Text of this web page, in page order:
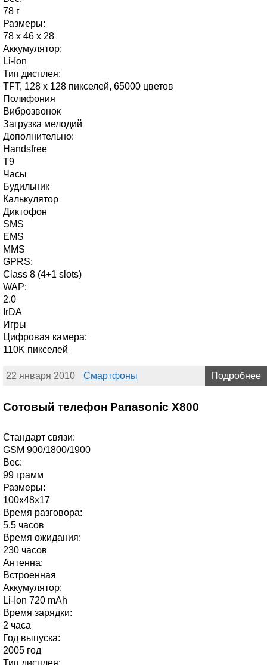
78 г
Размеры:
78 х 46 х 28
Аккумулятор:
Li-Ion
Тип дисплея:
TFT, 128 x 128 пикселей, 65000 цветов
Полифония
Виброзвонок
Загрузка мелодий
Дополнительно:
Handsfree
T9
Часы
Будильник
Калькулятор
Диктофон
SMS
EMS
MMS
GPRS:
Class 8 (4+1 slots)
WAP:
2.0
IrDA
Игры
Цифровая камера:
110K пикселей
22 января 2010 Смартфоны Подробнее
Сотовый телефон Panasonic X800
Стандарт связи:
GSM 900/1800/1900
Вес:
99 грамм
Размеры:
100х48х17
Время разговора:
5,5 часов
Время ожидания:
230 часов
Антенна:
Встроенная
Аккумулятор:
Li-Ion 720 mAh
Время зарядки:
2 часа
Год выпуска:
2005 год
Тип дисплея: